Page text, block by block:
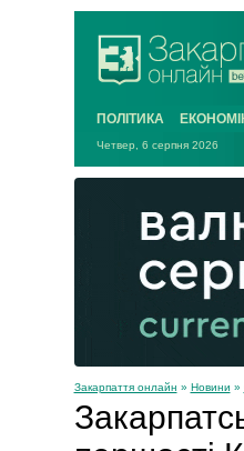
ПОЛІТИКА
Четвер, 6 серпня 2026
Закарпаття онлайн » Новини »